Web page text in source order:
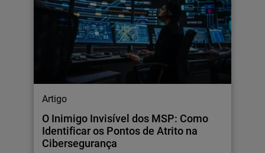
Artigo
O Inimigo Invisível dos MSP: Como
Identificar os Pontos de Atrito na
Cibersegurança